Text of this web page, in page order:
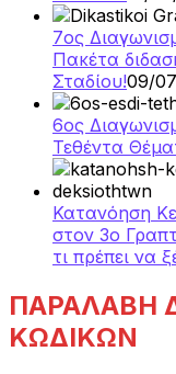
7ος
Πακέτα
Σταδίου!09/
6ος
Τεθέντα
Κατανόηση
στον 3ο
τι πρέπει να
ΠΑΡΑΛΑΒΗ
ΚΩΔΙΚΩΝ